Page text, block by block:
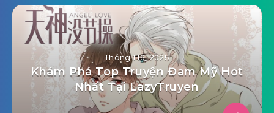
Tháng 1 16, 2025
Khám Phá Top Truyện Đam Mỹ Hot
Nhất Tại LazyTruyen